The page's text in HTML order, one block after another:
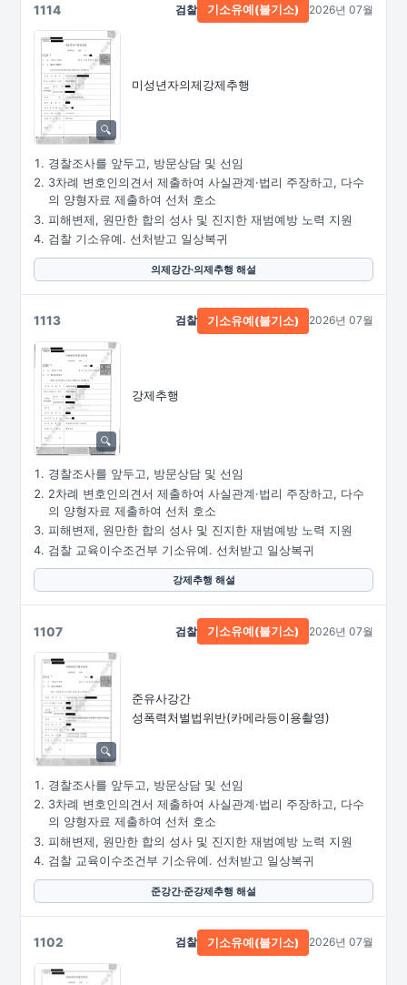
1114
미성년자의제강제추행
검찰 기소유예(불기소) 2026년 07월
경찰조사를 앞두고, 방문상담 및 선임
3차례 변호인의견서 제출하여 사실관계·법리 주장하고, 다수
의 양형자료 제출하여 선처 호소
피해변제, 원만한 합의 성사 및 진지한 재범예방 노력 지원
검찰 기소유예. 선처받고 일상복귀
의제강간·의제추행 해설
1113
강제추행
검찰 기소유예(불기소) 2026년 07월
경찰조사를 앞두고, 방문상담 및 선임
2차례 변호인의견서 제출하여 사실관계·법리 주장하고, 다수
의 양형자료 제출하여 선처 호소
피해변제, 원만한 합의 성사 및 진지한 재범예방 노력 지원
검찰 교육이수조건부 기소유예. 선처받고 일상복귀
강제추행 해설
1107
준유사강간
성폭력처벌법위반(카메라등이용촬영)
검찰 기소유예(불기소) 2026년 07월
경찰조사를 앞두고, 방문상담 및 선임
3차례 변호인의견서 제출하여 사실관계·법리 주장하고, 다수
의 양형자료 제출하여 선처 호소
피해변제, 원만한 합의 성사 및 진지한 재범예방 노력 지원
검찰 교육이수조건부 기소유예. 선처받고 일상복귀
준강간·준강제추행 해설
1102 검찰 기소유예(불기소) 2026년 07월